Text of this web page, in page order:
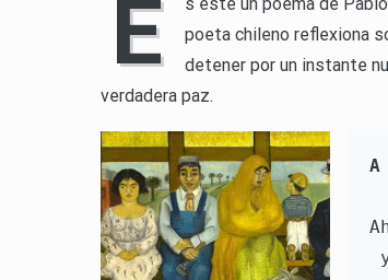
E
poeta chileno reflexiona
detener por un instante
verdadera paz.
A